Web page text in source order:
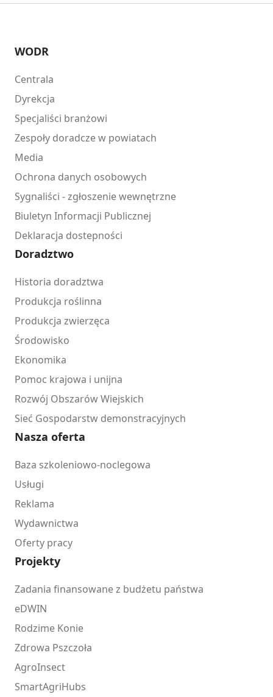
WODR
Centrala
Dyrekcja
Specjaliści branżowi
Zespoły doradcze w powiatach
Media
Ochrona danych osobowych
Sygnaliści - zgłoszenie wewnętrzne
Biuletyn Informacji Publicznej
Deklaracja dostepności
Doradztwo
Historia doradztwa
Produkcja roślinna
Produkcja zwierzęca
Środowisko
Ekonomika
Pomoc krajowa i unijna
Rozwój Obszarów Wiejskich
Sieć Gospodarstw demonstracyjnych
Nasza oferta
Baza szkoleniowo-noclegowa
Usługi
Reklama
Wydawnictwa
Oferty pracy
Projekty
Zadania finansowane z budżetu państwa
eDWIN
Rodzime Konie
Zdrowa Pszczoła
AgroInsect
SmartAgriHubs